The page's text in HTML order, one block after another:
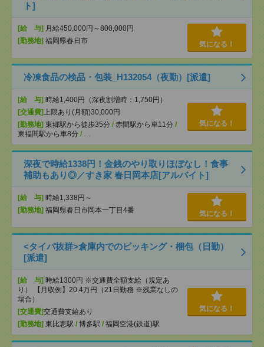
ト]
[給 与] 月給450,000円～800,000円
[勤務地] 福岡県春日市 気になる！
冷凍食品の検品・包装_H132054（夜勤）[派遣]
[給 与] 時給1,400円（深夜割増時：1,750円）
[交通費] 上限あり(月額)30,000円
[勤務地] 東郷駅から徒歩35分 / 赤間駅から車11分 /
東福間駅から車8分 / …
気になる！
深夜で時給1338円！金銭のやり取りほぼなし！食事
補助もあり◎／すき家 春日岡本店[アルバイト]
[給 与] 時給1,338円～
[勤務地] 福岡県春日市岡本一丁目4番 気になる！
<タイパ抜群>倉庫内でのピッキング・梱包（日勤）
[派遣]
[給 与] 時給1300円 ※交通費全額支給（規定あ
り） 【月収例】20.4万円（21日勤務 ※残業なしの
場合）
[交通費]交通費支給あり
[勤務地] 東比恵駅 / 博多駅 / 福岡空港(鉄道)駅
気になる！